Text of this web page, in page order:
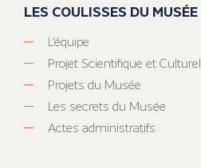
LES COULISSES DU MUSÉE
L’équipe
Projet Scientifique et Culturel
Projets du Musée
Les secrets du Musée
Actes administratifs